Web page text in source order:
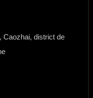
Caozhai, district de